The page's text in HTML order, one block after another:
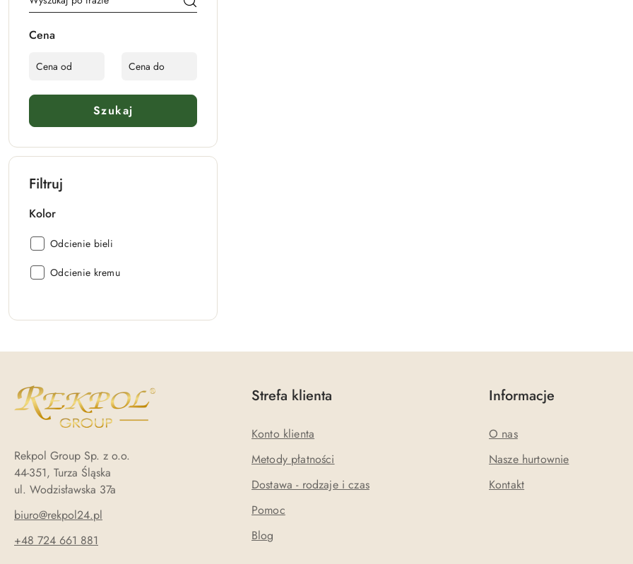
Cena
Szukaj
Filtruj
Kolor
Kolor:
Odcienie bieli
Kolor:
Odcienie kremu
Rekpol Group Sp. z o.o.
44-351, Turza Śląska
ul. Wodzisławska 37a
biuro@rekpol24.pl
+48 724 661 881
Strefa klienta
Konto klienta
Metody płatności
Dostawa - rodzaje i czas
Pomoc
Blog
Informacje
O nas
Nasze hurtownie
Kontakt